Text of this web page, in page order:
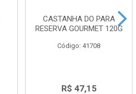
CASTANHA DO PARA
RESERVA GOURMET 120G
Código: 41708
R$ 47,15